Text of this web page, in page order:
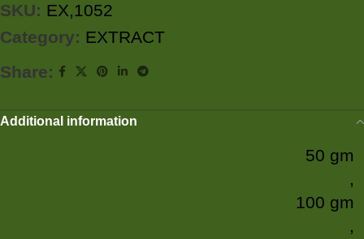
SKU: EX,1052
Category: EXTRACT
Share:
Additional information
50 gm
,
100 gm
,